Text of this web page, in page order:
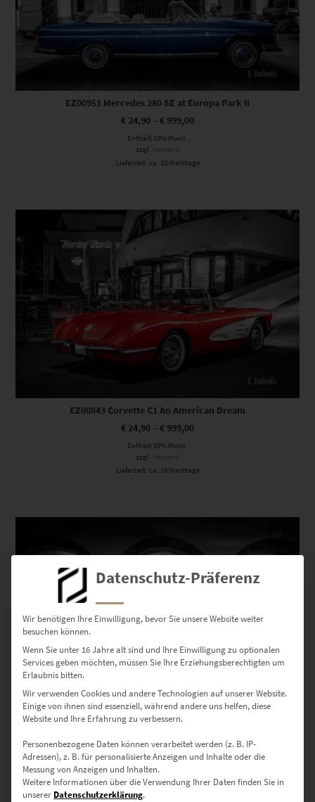
EZ00951 Mercedes 280 SE at Europa Park II
€ 24,90 – € 999,00
Enthält 19% Mwst.
zzgl. Versand
Lieferzeit: ca. 10 Werktage
Dieses Produkt weist mehrere Varianten auf. Die Optionen können auf der Produktseite gewählt werden
EZ00843 Corvette C1 An American Dream
€ 24,90 – € 999,00
Enthält 19% Mwst.
zzgl. Versand
Lieferzeit: ca. 10 Werktage
Dieses Produkt weist mehrere Varianten auf. Die Optionen können auf der Produktseite gewählt werden
EZ00844 Corvette C1 at Rathaus Böblingen
Enthält 19% Mwst.
zzgl.
Versand
Lieferzeit: ca. 10 Werktage
Datenschutz-Präferenz
Wir benötigen Ihre Einwilligung, bevor Sie unsere Website weiter
besuchen können.
Wenn Sie unter 16 Jahre alt sind und Ihre Einwilligung zu optionalen
Services geben möchten, müssen Sie Ihre Erziehungsberechtigten um
Erlaubnis bitten.
Wir verwenden Cookies und andere Technologien auf unserer Website.
Einige von ihnen sind essenziell, während andere uns helfen, diese
Website und Ihre Erfahrung zu verbessern.
Personenbezogene Daten können verarbeitet werden (z. B. IP-
Adressen), z. B. für personalisierte Anzeigen und Inhalte oder die
Messung von Anzeigen und Inhalten.
Weitere Informationen über die Verwendung Ihrer Daten finden Sie in
unserer Datenschutzerklärung.